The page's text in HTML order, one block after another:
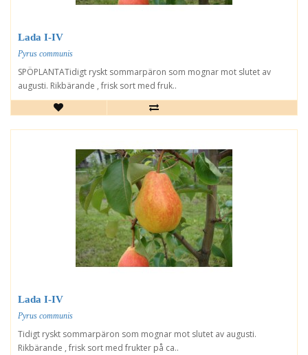
Lada I-IV
Pyrus communis
SPÖPLANTATidigt ryskt sommarpäron som mognar mot slutet av
augusti. Rikbärande , frisk sort med fruk..
Lada I-IV
Pyrus communis
Tidigt ryskt sommarpäron som mognar mot slutet av augusti.
Rikbärande , frisk sort med frukter på ca..